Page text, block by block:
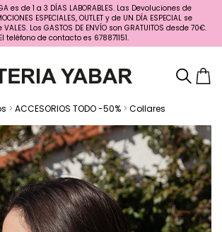
es de 1 a 3 DÍAS LABORABLES. Las Devoluciones de
ESPECIALES, OUTLET y de UN DÍA ESPECIAL se
Los GASTOS DE ENVÍO son GRATUITOS desde 70€.
El teléfono de contacto es 678871151.
> ACCESORIOS TODO -50% > Collares